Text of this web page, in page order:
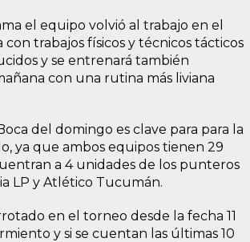
el equipo volvió al trabajo en el
con trabajos físicos y técnicos tácticos
y se entrenará también
con una rutina más liviana
del domingo es clave para para la
ya que ambos equipos tienen 29
a 4 unidades de los punteros
LP y Atlético Tucumán.
en el torneo desde la fecha 11
y si se cuentan las últimas 10